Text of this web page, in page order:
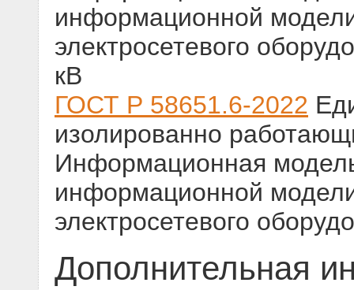
информационной
электросетевого
кВ
ГОСТ Р 58651.6-2022
изолированно
Информационная
информационной
электросетевого
Дополнительная